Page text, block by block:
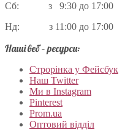
Сб: з 9:30 до 17:00
Нд: з 11:00 до 17:00
Наші веб – ресурси:
Строрінка у Фейсбук
Наш Twitter
Ми в Instagram
Pinterest
Prom.ua
Оптовий відділ